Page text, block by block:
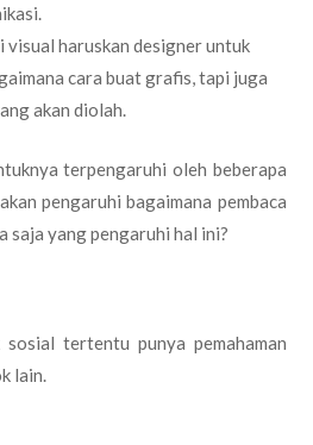
visual haruskan designer untuk
cara buat grafis, tapi juga
akan diolah.
terpengaruhi oleh beberapa
pengaruhi bagaimana pembaca
saja yang pengaruhi hal ini?
sosial tertentu punya pemahaman
lain.